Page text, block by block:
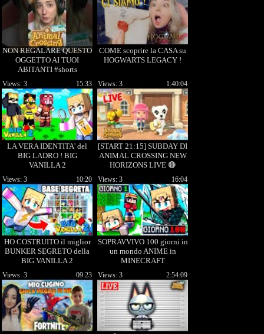
NON REGALARE QUESTO
OGGETTO AI TUOI
ABITANTI #shorts
#animalcrossing
#animalcrossingnewhorizons
COME scoprire la CASA su
HOGWARTS LEGACY !
LA VERA IDENTITA' del
BIG LADRO ! BIG
VANILLA 2
15:33
Views: 3
[START 21:15] SUBDAY DI
ANIMAL CROSSING NEW
HORIZONS LIVE 🔴
1:40:04
Views: 3
HO COSTRUITO il miglior
BUNKER SEGRETO della
BIG VANILLA 2
10:20
Views: 3
SOPRAVVIVO 100 giorni in
un mondo ANIME in
MINECRAFT
16:04
Views: 3
09:23
Views: 3 2:54:09
Views: 3